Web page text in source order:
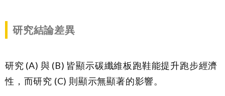
研究結論差異
研究 (A) 與 (B) 皆顯示碳纖維板跑鞋能提升跑步經濟
性，而研究 (C) 則顯示無顯著的影響。